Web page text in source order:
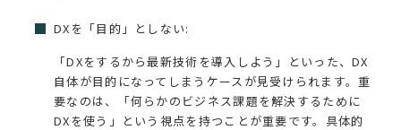
DXを「目的」としない:
「DXをするから最新技術を導入しよう」といった、DX
自体が目的になってしまうケースが見受けられます。重
要なのは、「何らかのビジネス課題を解決するために
DXを使う」という視点を持つことが重要です。具体的